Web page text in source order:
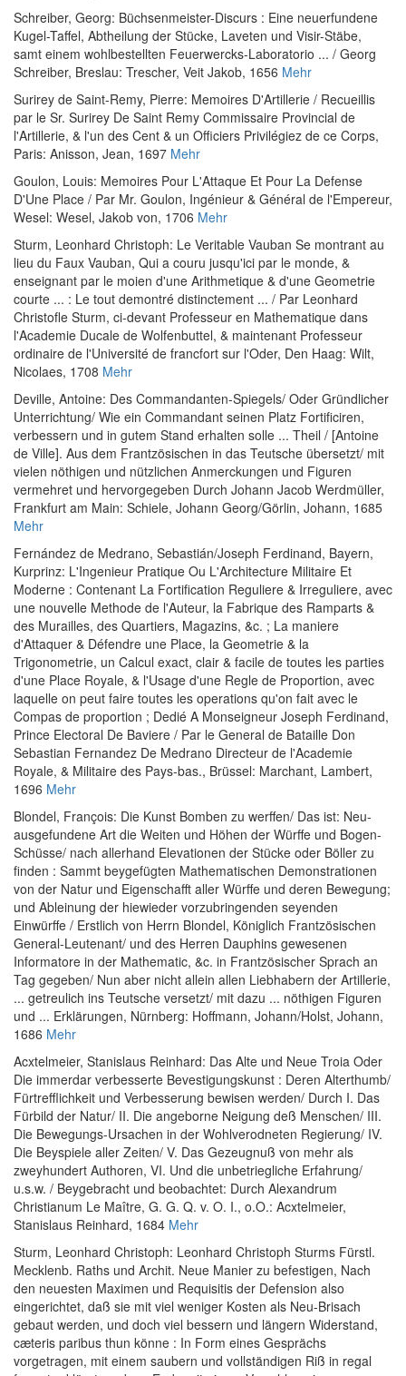
Schreiber, Georg: Büchsenmeister-Discurs : Eine neuerfundene
Kugel-Taffel, Abtheilung der Stücke, Laveten und Visir-Stäbe,
samt einem wohlbestellten Feuerwercks-Laboratorio ... / Georg
Schreiber, Breslau: Trescher, Veit Jakob, 1656 Mehr
Surirey de Saint-Remy, Pierre: Memoires D'Artillerie / Recueillis
par le Sr. Surirey De Saint Remy Commissaire Provincial de
l'Artillerie, & l'un des Cent & un Officiers Privilégiez de ce Corps,
Paris: Anisson, Jean, 1697 Mehr
Goulon, Louis: Memoires Pour L'Attaque Et Pour La Defense
D'Une Place / Par Mr. Goulon, Ingénieur & Général de l'Empereur,
Wesel: Wesel, Jakob von, 1706 Mehr
Sturm, Leonhard Christoph: Le Veritable Vauban Se montrant au
lieu du Faux Vauban, Qui a couru jusqu'ici par le monde, &
enseignant par le moien d'une Arithmetique & d'une Geometrie
courte ... : Le tout demontré distinctement ... / Par Leonhard
Christofle Sturm, ci-devant Professeur en Mathematique dans
l'Academie Ducale de Wolfenbuttel, & maintenant Professeur
ordinaire de l'Université de francfort sur l'Oder, Den Haag: Wilt,
Nicolaes, 1708 Mehr
Deville, Antoine: Des Commandanten-Spiegels/ Oder Gründlicher
Unterrichtung/ Wie ein Commandant seinen Platz Fortificiren,
verbessern und in gutem Stand erhalten solle ... Theil / [Antoine
de Ville]. Aus dem Frantzösischen in das Teutsche übersetzt/ mit
vielen nöthigen und nützlichen Anmerckungen und Figuren
vermehret und hervorgegeben Durch Johann Jacob Werdmüller,
Frankfurt am Main: Schiele, Johann Georg/Görlin, Johann, 1685
Mehr
Fernández de Medrano, Sebastián/Joseph Ferdinand, Bayern,
Kurprinz: L'Ingenieur Pratique Ou L'Architecture Militaire Et
Moderne : Contenant La Fortification Reguliere & Irreguliere, avec
une nouvelle Methode de l'Auteur, la Fabrique des Ramparts &
des Murailles, des Quartiers, Magazins, &c. ; La maniere
d'Attaquer & Défendre une Place, la Geometrie & la
Trigonometrie, un Calcul exact, clair & facile de toutes les parties
d'une Place Royale, & l'Usage d'une Regle de Proportion, avec
laquelle on peut faire toutes les operations qu'on fait avec le
Compas de proportion ; Dedié A Monseigneur Joseph Ferdinand,
Prince Electoral De Baviere / Par le General de Bataille Don
Sebastian Fernandez De Medrano Directeur de l'Academie
Royale, & Militaire des Pays-bas., Brüssel: Marchant, Lambert,
1696 Mehr
Blondel, François: Die Kunst Bomben zu werffen/ Das ist: Neu-
ausgefundene Art die Weiten und Höhen der Würffe und Bogen-
Schüsse/ nach allerhand Elevationen der Stücke oder Böller zu
finden : Sammt beygefügten Mathematischen Demonstrationen
von der Natur und Eigenschafft aller Würffe und deren Bewegung;
und Ableinung der hiewieder vorzubringenden seyenden
Einwürffe / Erstlich von Herrn Blondel, Königlich Frantzösischen
General-Leutenant/ und des Herren Dauphins gewesenen
Informatore in der Mathematic, &c. in Frantzösischer Sprach an
Tag gegeben/ Nun aber nicht allein allen Liebhabern der Artillerie,
... getreulich ins Teutsche versetzt/ mit dazu ... nöthigen Figuren
und ... Erklärungen, Nürnberg: Hoffmann, Johann/Holst, Johann,
1686 Mehr
Acxtelmeier, Stanislaus Reinhard: Das Alte und Neue Troia Oder
Die immerdar verbesserte Bevestigungskunst : Deren Alterthumb/
Fürtrefflichkeit und Verbesserung bewisen werden/ Durch I. Das
Fürbild der Natur/ II. Die angeborne Neigung deß Menschen/ III.
Die Bewegungs-Ursachen in der Wohlverodneten Regierung/ IV.
Die Beyspiele aller Zeiten/ V. Das Gezeugnuß von mehr als
zweyhundert Authoren, VI. Und die unbetriegliche Erfahrung/
u.s.w. / Beygebracht und beobachtet: Durch Alexandrum
Christianum Le Maître, G. G. Q. v. O. I., o.O.: Acxtelmeier,
Stanislaus Reinhard, 1684 Mehr
Sturm, Leonhard Christoph: Leonhard Christoph Sturms Fürstl.
Mecklenb. Raths und Archit. Neue Manier zu befestigen, Nach
den neuesten Maximen und Requisitis der Defension also
eingerichtet, daß sie mit viel weniger Kosten als Neu-Brisach
gebaut werden, und doch viel bessern und längern Widerstand,
cæteris paribus thun könne : In Form eines Gesprächs
vorgetragen, mit einem saubern und vollständigen Riß in regal